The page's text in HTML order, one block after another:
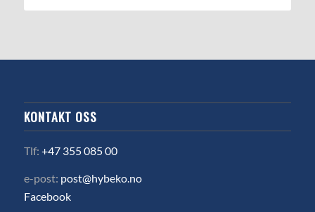
KONTAKT OSS
Tlf: +47 355 085 00
e-post: post@hybeko.no
Facebook